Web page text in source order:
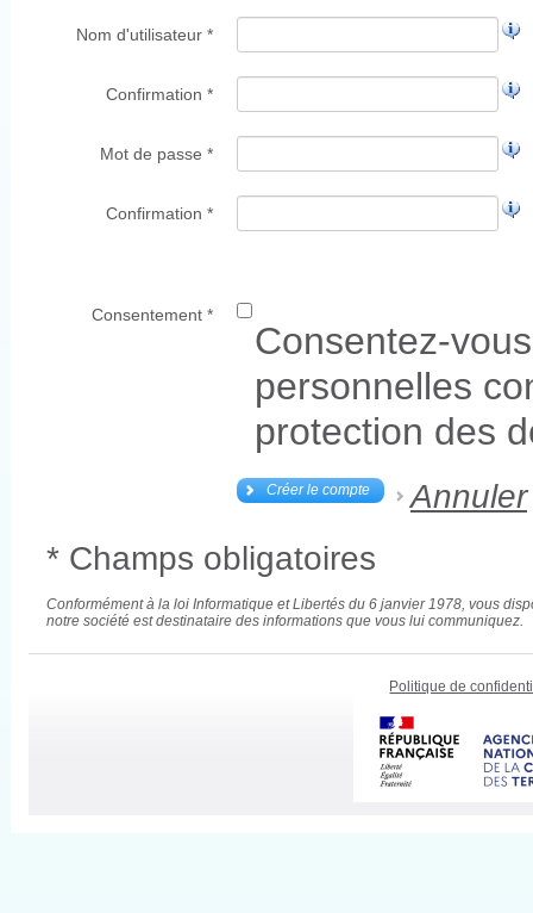
Nom d'utilisateur *
Confirmation *
Mot de passe *
Confirmation *
Consentement *
Consentez-
personnelles
protection des
Créer le compte
Annuler
* Champs obligatoires
Conformément à la loi Informatique et Libertés du 6 janvier 1978, vous
notre société est destinataire des informations que vous lui communiquez.
Politique de